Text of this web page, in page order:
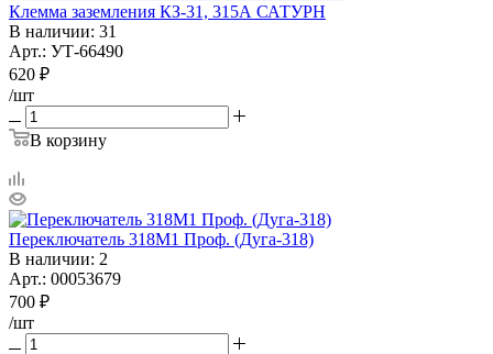
Клемма заземления КЗ-31, 315А САТУРН
В наличии: 31
Арт.: УТ-66490
620 ₽
/шт
В корзину
Переключатель 318М1 Проф. (Дуга-318)
В наличии: 2
Арт.: 00053679
700 ₽
/шт